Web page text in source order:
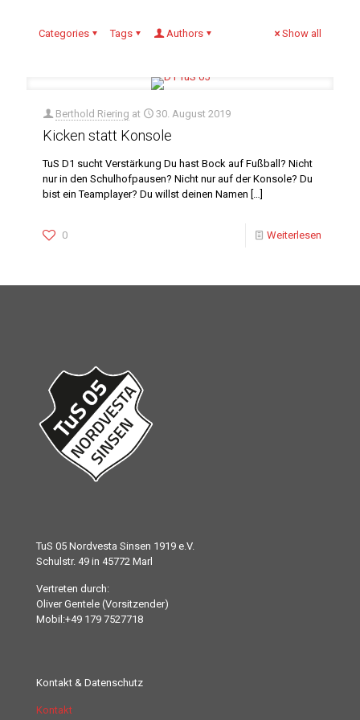
Categories Tags Authors Show all
Berthold Riering at 30. August 2019
Kicken statt Konsole
TuS D1 sucht Verstärkung Du hast Bock auf Fußball? Nicht
nur in den Schulhofpausen? Nicht nur auf der Konsole? Du
bist ein Teamplayer? Du willst deinen Namen
0 Weiterlesen
TuS 05 Nordvesta Sinsen 1919 e.V.
Schulstr. 49 in 45772 Marl
Vertreten durch:
Oliver Gentele (Vorsitzender)
Mobil:+49 179 7527718
Kontakt & Datenschutz
Kontakt